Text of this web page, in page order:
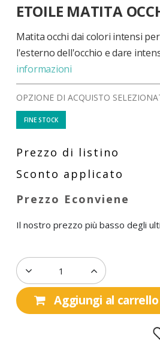
all'inizio
galleria
di
immagini
ETOILE MATITA
Matita occhi dai colori intensi
l'esterno dell'occhio e dare
informazioni
OPZIONE DI ACQUISTO
FINE STOCK
Il nostro prezzo più basso degli
Aggiungi al carrello